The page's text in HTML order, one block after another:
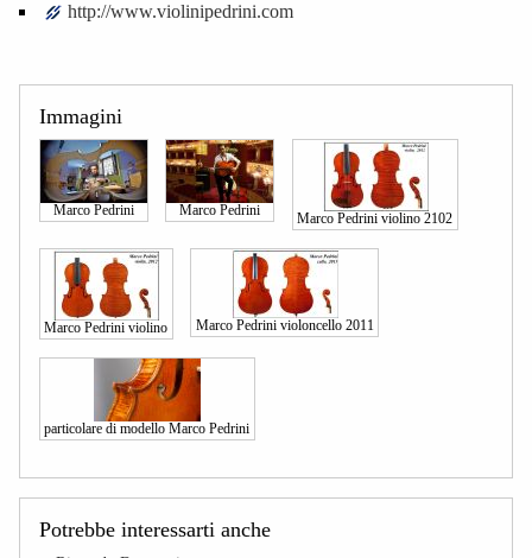
http://www.violinipedrini.com
Immagini
Marco Pedrini Marco Pedrini
Marco Pedrini violino 2102
Marco Pedrini violino Marco Pedrini violoncello 2011
particolare di modello Marco Pedrini
Potrebbe interessarti anche